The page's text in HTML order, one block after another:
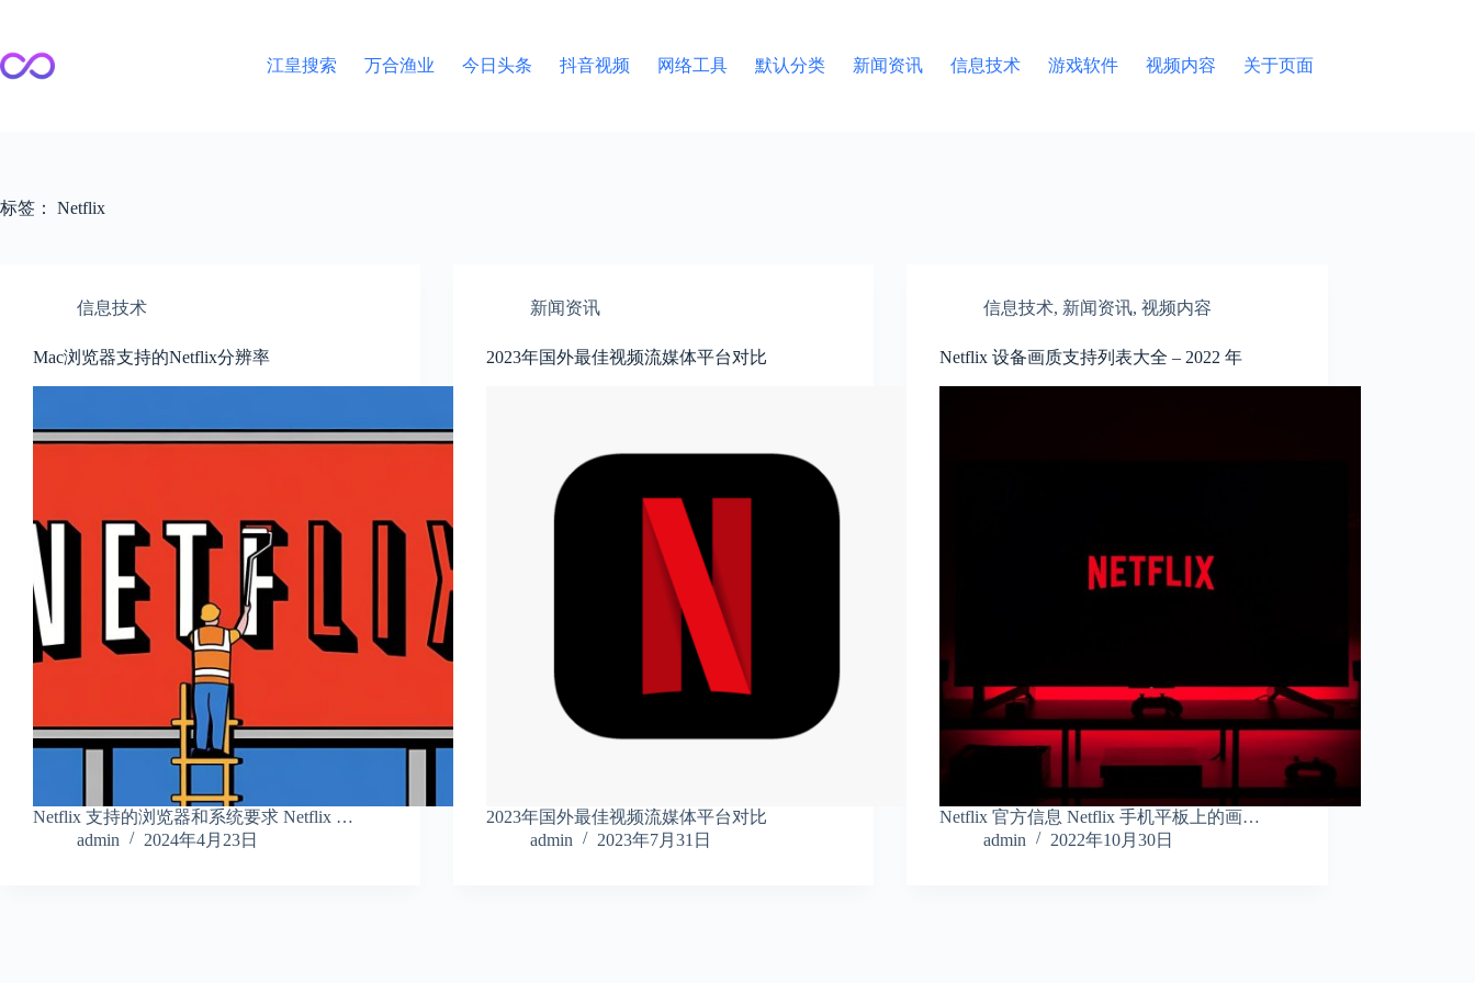
内
容
江皇搜索 万合渔业 今日头条 抖音视频 网络工具 默认分类 新闻资讯 信息技术 游戏软件 视频内容 关于页面
标签： Netflix
信息技术
Mac浏览器支持的Netflix分辨率
Netflix 支持的浏览器和系统要求 Netflix …
admin
2024年4月23日
新闻资讯
2023年国外最佳视频流媒体平台对比
2023年国外最佳视频流媒体平台对比
admin
2023年7月31日
信息技术, 新闻资讯,视频内容
Netflix 设备画质支持列表大全 – 2022 年
Netflix 官方信息 Netflix 手机平板上的画…
admin
2022年10月30日